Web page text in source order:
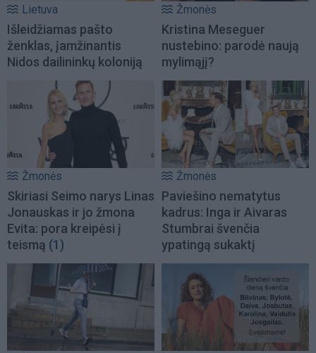
Lietuva
Išleidžiamas pašto
ženklas, įamžinantis
Nidos dailininkų koloniją
Žmonės
Kristina Meseguer
nustebino: parodė naują
mylimąjį?
Žmonės
Skiriasi Seimo narys Linas
Jonauskas ir jo žmona
Evita: pora kreipėsi į
teismą (1)
Žmonės
Paviešino nematytus
kadrus: Inga ir Aivaras
Stumbrai švenčia
ypatingą sukaktį